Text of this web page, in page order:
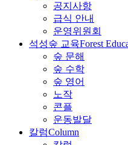
공지사항
급식 안내
운영위원회
석성숲 교육Forest
숲 문해
숲 수학
숲 영어
노작
콘플
운동발달
칼럼Column